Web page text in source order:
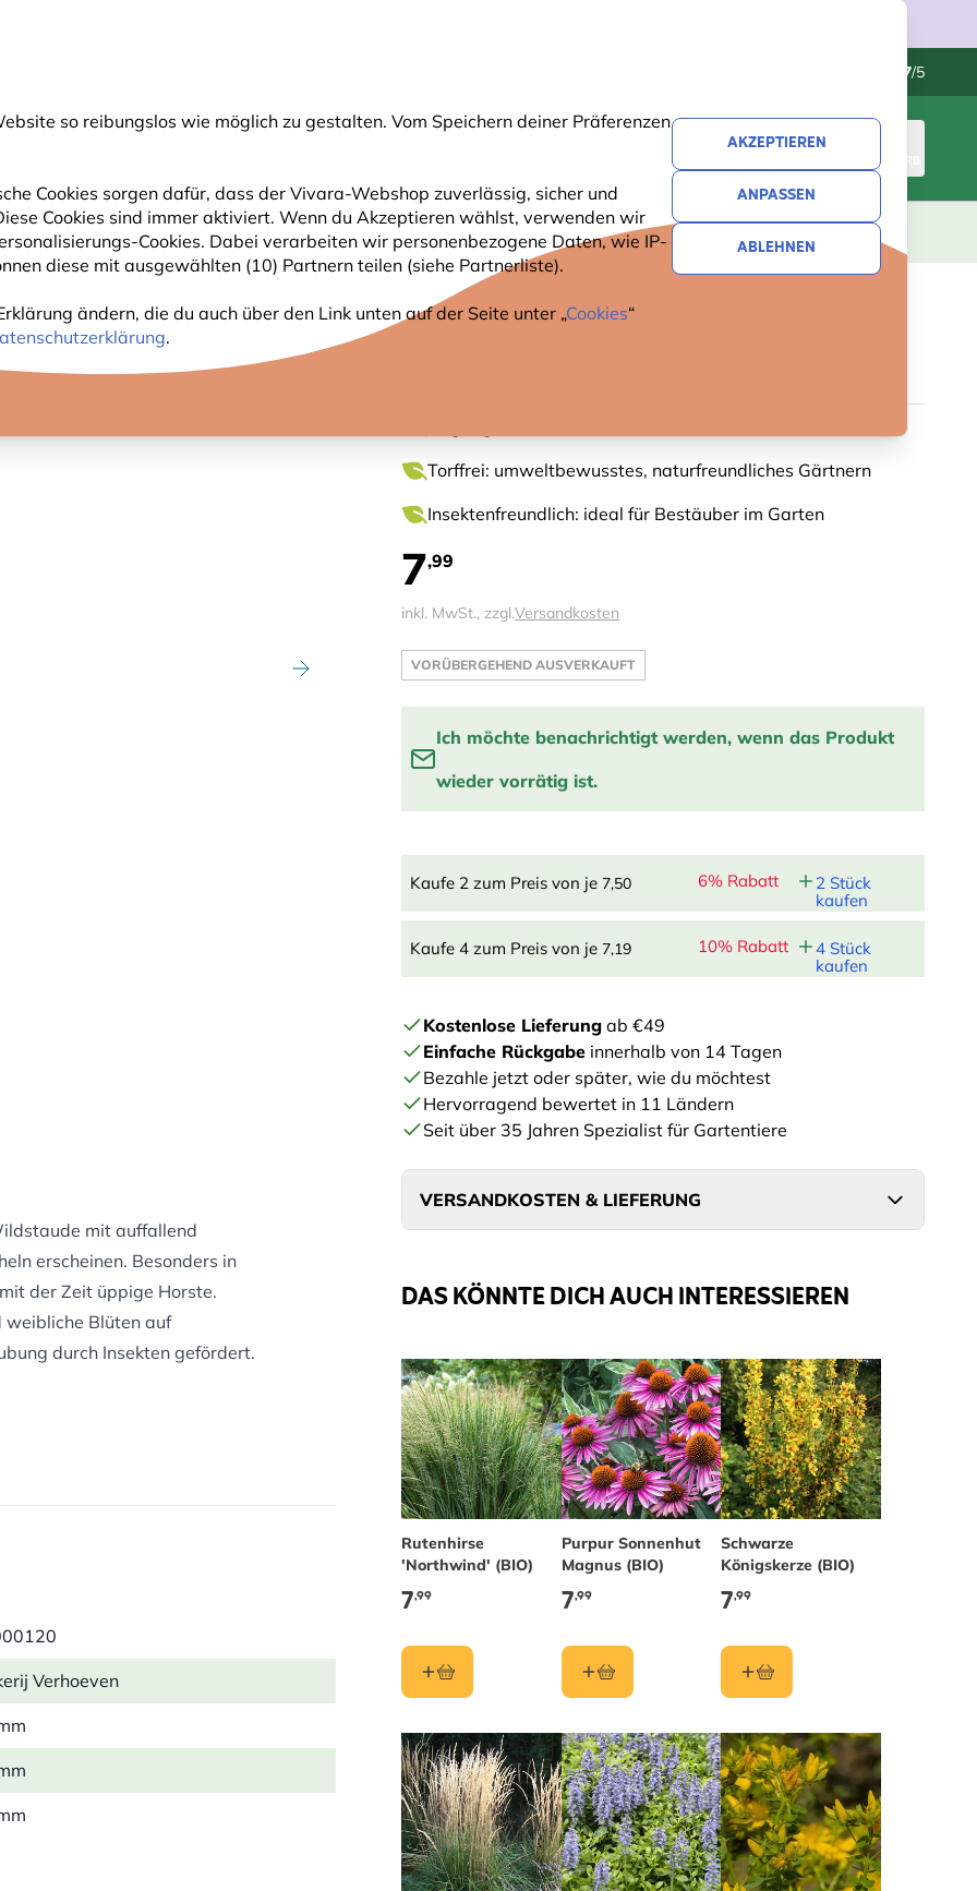
so reibungslos wie möglich zu gestalten. Vom Speichern deiner Präferenzen
Cookies sorgen dafür, dass der Vivara-Webshop zuverlässig, sicher und
Cookies sind immer aktiviert. Wenn du Akzeptieren wählst, verwenden wir
Cookies. Dabei verarbeiten wir personenbezogene Daten, wie IP-
diese mit ausgewählten (10) Partnern teilen (siehe Partnerliste).
ändern, die du auch über den Link unten auf der Seite unter „Cookies“
.
AKZEPTIEREN
ANPASSEN
ABLEHNEN
4.7/5
WARENKORB
GARTENTIERE PFLANZEN NATURBEOBACHTUNG GESCHENKE NEUHEITEN ANGEBOTE
Torffrei: umweltbewusstes, naturfreundliches Gärtnern
Insektenfreundlich: ideal für Bestäuber im Garten
7,99
inkl. MwSt., zzgl.Versandkosten
VORÜBERGEHEND AUSVERKAUFT
Ich möchte benachrichtigt werden, wenn das Produkt
wieder vorrätig ist.
EINTRAGEN
Kaufe 2 zum Preis von je 7,50 6% Rabatt
2 Stück
kaufen
Kaufe 4 zum Preis von je 7,19 10% Rabatt
4 Stück
kaufen
Kostenlose Lieferung ab €49
Einfache Rückgabe innerhalb von 14 Tagen
Bezahle jetzt oder später, wie du möchtest
Hervorragend bewertet in 11 Ländern
Seit über 35 Jahren Spezialist für Gartentiere
VERSANDKOSTEN & LIEFERUNG
DAS KÖNNTE DICH AUCH INTERESSIEREN
Rutenhirse
'Northwind' (BIO)
7,99
Purpur Sonnenhut
Magnus (BIO)
7,99
Schwarze
Königskerze (BIO)
7,99
mit auffallend
erscheinen. Besonders in
der Zeit üppige Horste.
weibliche Blüten auf
durch Insekten gefördert.
Verhoeven